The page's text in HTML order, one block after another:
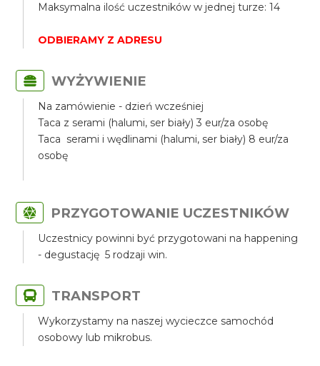
Maksymalna ilość uczestników w jednej turze: 14
ODBIERAMY Z ADRESU
WYŻYWIENIE
Na zamówienie - dzień wcześniej
Taca z serami (halumi, ser biały) 3 eur/za osobę
Taca serami i wędlinami (halumi, ser biały) 8 eur/za
osobę
PRZYGOTOWANIE UCZESTNIKÓW
Uczestnicy powinni być przygotowani na happening
- degustację 5 rodzaji win.
TRANSPORT
Wykorzystamy na naszej wycieczce samochód
osobowy lub mikrobus.